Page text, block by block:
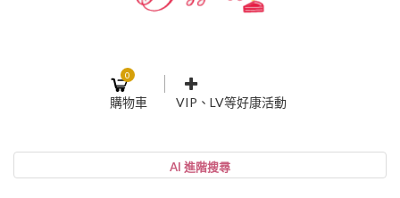
0
購物車 VIP、LV等好康活動
帳號